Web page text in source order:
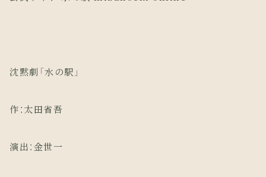
沈黙劇「水の駅」
作：太田省吾
演出：金世一